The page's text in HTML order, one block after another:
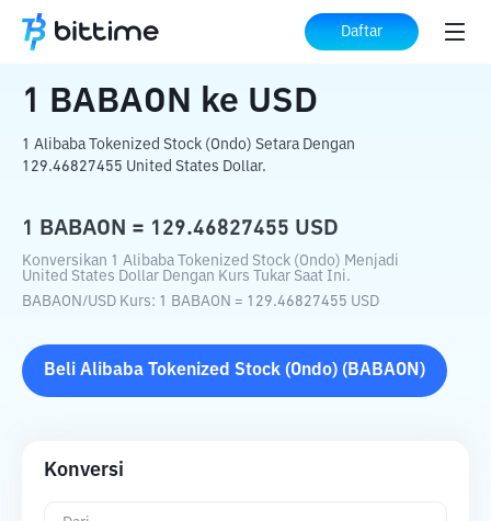
Daftar
Beranda Konverter Kripto BABAON ke USD
1 BABAON ke USD
1 Alibaba Tokenized Stock (Ondo) Setara Dengan
129.46827455 United States Dollar.
1 BABAON = 129.46827455 USD
Konversikan 1 Alibaba Tokenized Stock (Ondo) Menjadi
United States Dollar Dengan Kurs Tukar Saat Ini.
BABAON/USD Kurs: 1 BABAON = 129.46827455 USD
Beli Alibaba Tokenized Stock (Ondo) ( BABAON )
Konversi